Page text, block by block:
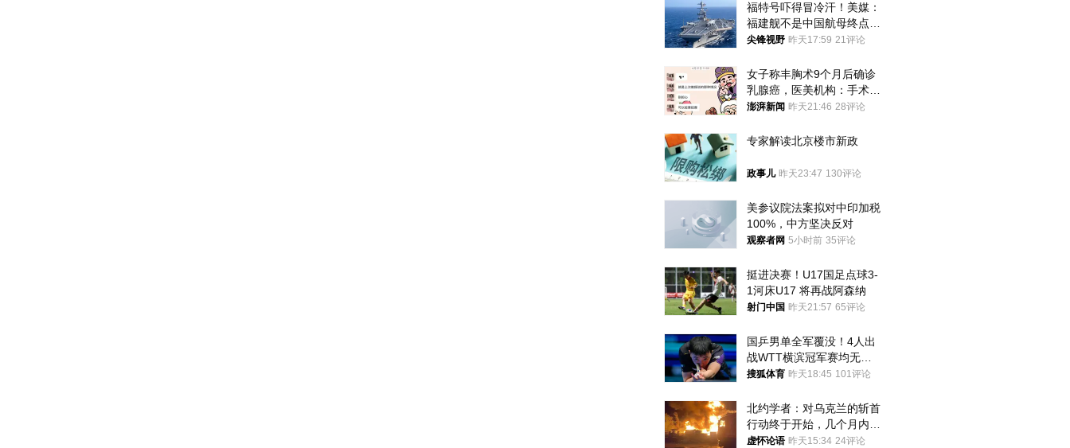
福特号吓得冒冷汗！美媒：
福建舰不是中国航母终点，
而是新起点！
尖锋视野 昨天17:59 21评论
女子称丰胸术9个月后确诊
乳腺癌，医美机构：手术不
可能引发癌症，建议走司法
澎湃新闻 昨天21:46 28评论
专家解读北京楼市新政
政事儿 昨天23:47 130评论
美参议院法案拟对中印加税
100%，中方坚决反对
观察者网 5小时前 35评论
挺进决赛！U17国足点球3-
1河床U17 将再战阿森纳
射门中国 昨天21:57 65评论
国乒男单全军覆没！4人出
战WTT横滨冠军赛均无缘
八强
搜狐体育 昨天18:45 101评论
北约学者：对乌克兰的斩首
行动终于开始，几个月内乌
将投降
虚怀论语 昨天15:34 24评论